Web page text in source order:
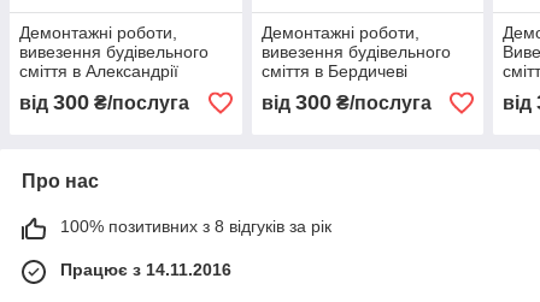
Демонтажні роботи,
вивезення будівельного
сміття в Александрії
від 300 ₴/послуга
Демонтажні роботи,
вивезення будівельного
сміття в Бердичеві
від 300₴/послуга від
Про нас
100% позитивних з 8 відгуків за рік
Працює з 14.11.2016